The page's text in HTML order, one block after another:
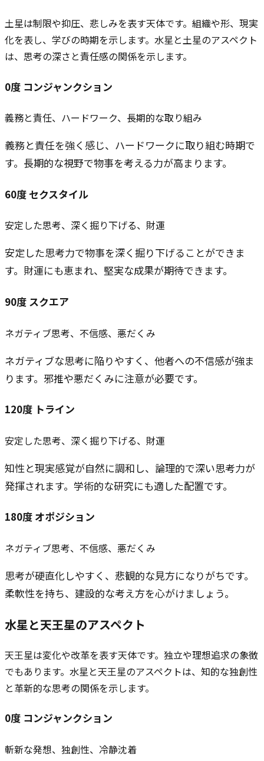
土星は制限や抑圧、悲しみを表す天体です。組織や形、現実
化を表し、学びの時期を示します。水星と土星のアスペクト
は、思考の深さと責任感の関係を示します。
0度 コンジャンクション
義務と責任、ハードワーク、長期的な取り組み
義務と責任を強く感じ、ハードワークに取り組む時期で
す。長期的な視野で物事を考える力が高まります。
60度 セクスタイル
安定した思考、深く掘り下げる、財運
安定した思考力で物事を深く掘り下げることができま
す。財運にも恵まれ、堅実な成果が期待できます。
90度 スクエア
ネガティブ思考、不信感、悪だくみ
ネガティブな思考に陥りやすく、他者への不信感が強ま
ります。邪推や悪だくみに注意が必要です。
120度 トライン
安定した思考、深く掘り下げる、財運
知性と現実感覚が自然に調和し、論理的で深い思考力が
発揮されます。学術的な研究にも適した配置です。
180度 オポジション
ネガティブ思考、不信感、悪だくみ
思考が硬直化しやすく、悲観的な見方になりがちです。
柔軟性を持ち、建設的な考え方を心がけましょう。
水星と天王星のアスペクト
天王星は変化や改革を表す天体です。独立や理想追求の象徴
でもあります。水星と天王星のアスペクトは、知的な独創性
と革新的な思考の関係を示します。
0度 コンジャンクション
斬新な発想、独創性、冷静沈着